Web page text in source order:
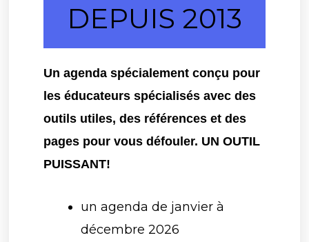
DEPUIS 2013
Un agenda spécialement conçu pour
les éducateurs spécialisés avec des
outils utiles, des références et des
pages pour vous défouler. UN OUTIL
PUISSANT!
un agenda de janvier à
décembre 2026